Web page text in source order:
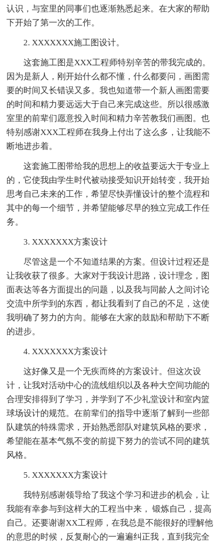
认识，与室里的同事们也逐渐熟悉起来。在大家的帮助
下开始了第一次的工作。
2. XXXXXXX施工图设计。
这套施工图是XXX工程师特别辛苦的带我完成的。
因为是新人，刚开始什么都不懂，什么都要问，画图需
要的时间又长错误又多。我也知道带一个新人画图需要
的时间和精力要远远大于自己来完成这些。所以很感激
室里的前辈们愿意投入时间和精力辛苦教我们画图。也
特别感谢XXX工程师在我身上付出了这么多，让我能不
断地进步着。
这套施工图带给我的思想上的收益要远大于专业上
的，它使我由学生时代被动接受知识开始转变，我开始
思考自己未来的工作，希望尽快弄懂设计的整个流程和
其中的每一个细节，并希望能够尽早的独立完成工作任
务。
3. XXXXXXX方案设计
尽管这是一个不知道结果的方案。但设计过程还是
让我收获了很多。大家对于我设计思路，设计理念，图
面表达等各方面提出的问题，以及我与同龄人之间讨论
交流中所学到的东西，都让我看到了自己的不足，这使
我明确了努力的方向。能够在大家的鼓励和帮助下不断
的进步。
4. XXXXXXX方案设计
这好像又是一个无疾而终的方案设计。但这次设
计，让我对活动中心的流线组织以及各种大空间功能的
合理安排得到了学习，并学到了不少礼堂设计和室内篮
球场设计的规范。在前辈们的指导中逐渐了解到一些部
队建筑的特殊需求，开始熟悉部队对建筑风格的要求，
希望能在基本气氛不变的前提下努力的尝试不同的建筑
风格。
5. XXXXXXX方案设计
我特别感谢领导给了我这个学习和进步的机会，让
我能有幸参与到这样大的工程当中来， 锻炼自己，提高
自己。还要谢谢XX工程师，在我总是不能很好的理解他
的意思的时候，反复耐心的一遍遍纠正我，直到我完全